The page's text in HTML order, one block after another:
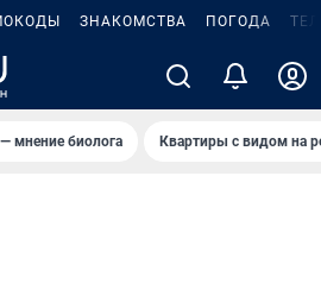
ЗНАКОМСТВА ПОГОДА
мнение биолога Квартиры с видом на